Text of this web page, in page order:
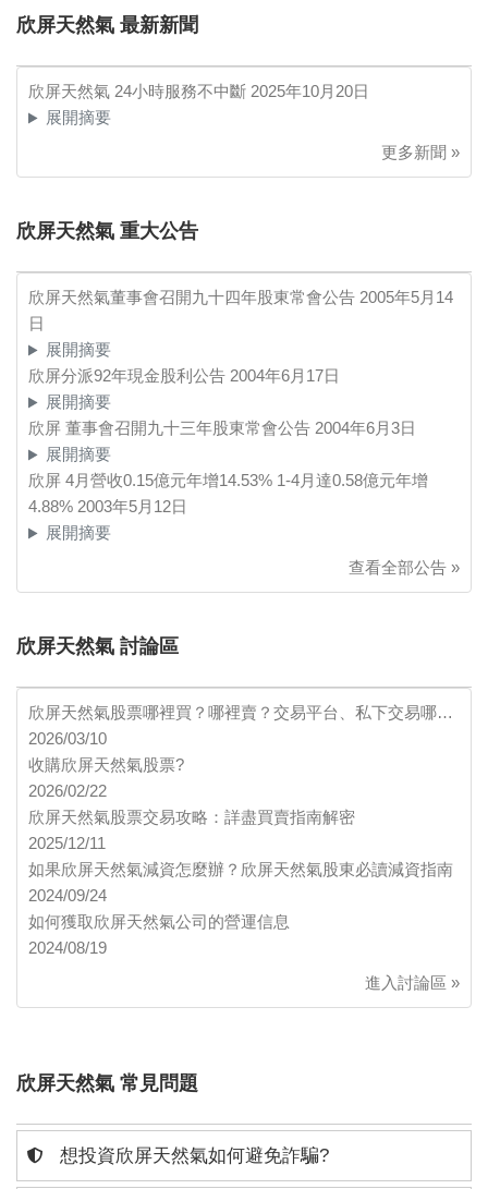
欣屏天然氣 最新新聞
欣屏天然氣 24小時服務不中斷 2025年10月20日
展開摘要
更多新聞 »
欣屏天然氣 重大公告
欣屏天然氣董事會召開九十四年股東常會公告 2005年5月14
日
展開摘要
欣屏分派92年現金股利公告 2004年6月17日
展開摘要
欣屏 董事會召開九十三年股東常會公告 2004年6月3日
展開摘要
欣屏 4月營收0.15億元年增14.53% 1-4月達0.58億元年增
4.88% 2003年5月12日
展開摘要
查看全部公告 »
欣屏天然氣 討論區
欣屏天然氣股票哪裡買？哪裡賣？交易平台、私下交易哪…
2026/03/10
收購欣屏天然氣股票?
2026/02/22
欣屏天然氣股票交易攻略：詳盡買賣指南解密
2025/12/11
如果欣屏天然氣減資怎麼辦？欣屏天然氣股東必讀減資指南
2024/09/24
如何獲取欣屏天然氣公司的營運信息
2024/08/19
進入討論區 »
欣屏天然氣 常見問題
想投資欣屏天然氣如何避免詐騙?